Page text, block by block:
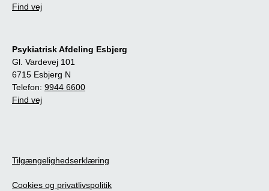
Find vej
Psykiatrisk Afdeling Esbjerg
Gl. Vardevej 101
6715 Esbjerg N
Telefon: 9944 6600
Find vej
Tilgængelighedserklæring
Cookies og privatlivspolitik